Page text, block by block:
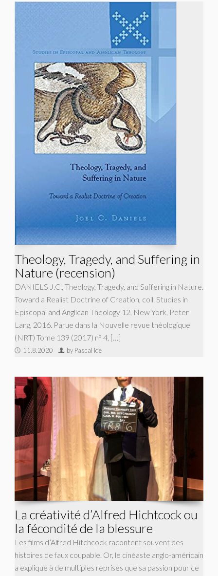
Theology, Tragedy, and Suffering in
Nature (recension)
DANIELS J.C., Theology, Tragedy, and Suffering in Nature.
Toward a Realist Doctrine of Creation, coll. Studies in
Episcopal and Anglican Theology 12, New York, Peter
Lang, 2016. Parue dans la Nouvelle revue théologique
(NRT) Tome 139 (2017) n° 4, […]
11.8.2020 by Pascal Ide
La créativité d’Alfred Hichtcock ou
la fécondité de la blessure
Les films d’Alfred Hitchcock racontent souvent des
histoires de faux coupable. Or, le cinéaste anglo-américain
a expliqué à de multiples reprises que sa passion pour ce